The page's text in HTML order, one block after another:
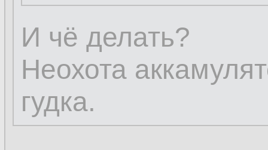
И чё делать?
Неохота
гудка.